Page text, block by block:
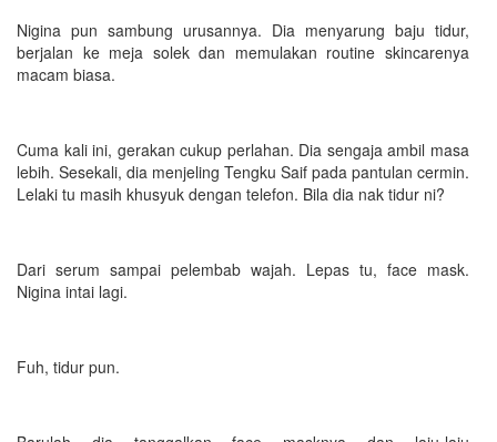
Nigina pun sambung urusannya. Dia menyarung baju tidur,
berjalan ke meja solek dan memulakan routine skincarenya
macam biasa.
Cuma kali ini, gerakan cukup perlahan. Dia sengaja ambil masa
lebih. Sesekali, dia menjeling Tengku Saif pada pantulan cermin.
Lelaki tu masih khusyuk dengan telefon. Bila dia nak tidur ni?
Dari serum sampai pelembab wajah. Lepas tu, face mask.
Nigina intai lagi.
Fuh, tidur pun.